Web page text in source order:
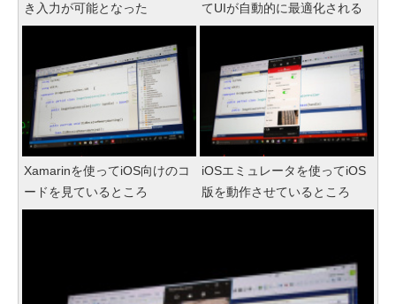
き入力が可能となった
てUIが自動的に最適化される
Xamarinを使ってiOS向けのコ
ードを見ているところ
iOSエミュレータを使ってiOS
版を動作させているところ